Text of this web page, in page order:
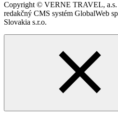
Copyright © VERNE TRAVEL, a.s.
redakčný CMS systém GlobalWeb
Slovakia s.r.o.